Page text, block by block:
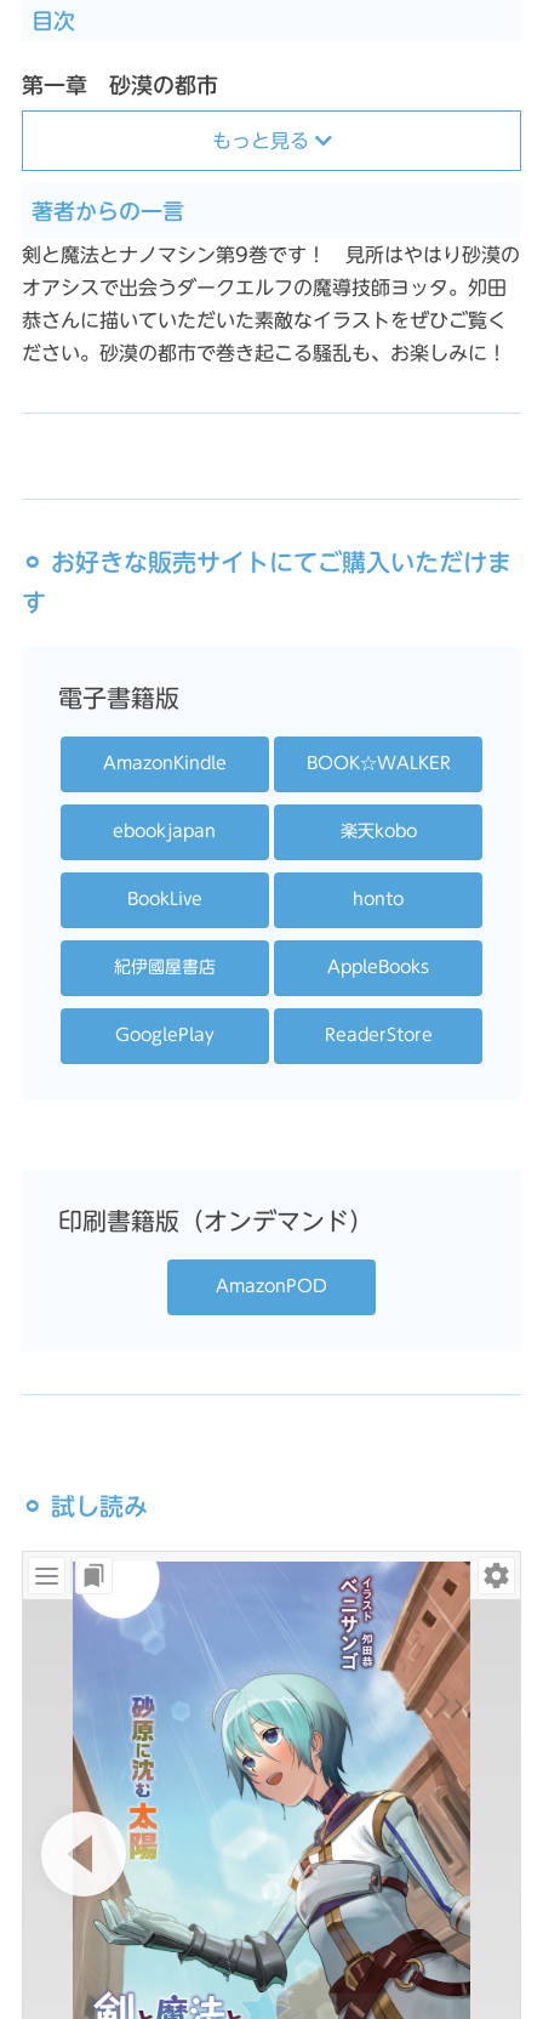
目次
第一章 砂漠の都市
もっと見る
著者からの一言
剣と魔法とナノマシン第9巻です！ 見所はやはり砂漠の
オアシスで出会うダークエルフの魔導技師ヨッタ。夘田
恭さんに描いていただいた素敵なイラストをぜひご覧く
ださい。砂漠の都市で巻き起こる騒乱も、お楽しみに！
⚪︎ 試し読み
⚪︎ お好きな販売サイトにてご購入いただけま
す
電子書籍版
AmazonKindle BOOK☆WALKER
ebookjapan 楽天kobo
BookLive honto
紀伊國屋書店 AppleBooks
GooglePlay ReaderStore
印刷書籍版（オンデマンド）
AmazonPOD